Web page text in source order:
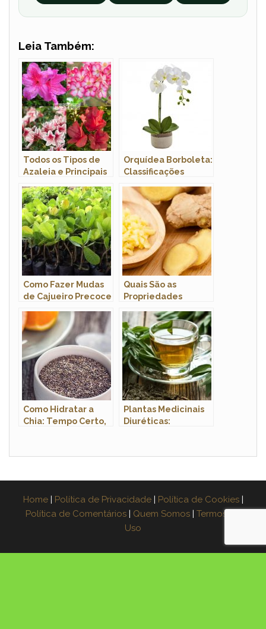
Leia Também:
Todos os Tipos de
Azaleia e Principais
Fotos
Orquídea Borboleta:
Classificações
Científico
Como Fazer Mudas
de Cajueiro Precoce
Quais São as
Propriedades
Gengibre?
Como Hidratar a
Chia: Tempo Certo,
Plantas Medicinais
Diuréticas:
Home Política de Privacidade Política de Cookies
Política de Comentários
Quem Somos
Termos de
Uso